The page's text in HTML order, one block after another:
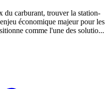
du carburant, trouver la station-
économique majeur pour les
comme l'une des solutio...